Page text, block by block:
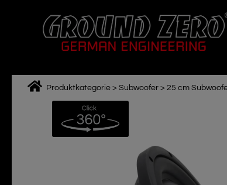
Produktkategorie> Subwoofer> 25 cm